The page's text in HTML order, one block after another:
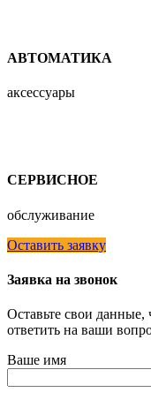
АВТОМАТИКА
аксессуары
СЕРВИСНОЕ
обслуживание
Оставить заявку
Заявка на звонок
Оставьте свои данные,
ответить на ваши
Ваше имя